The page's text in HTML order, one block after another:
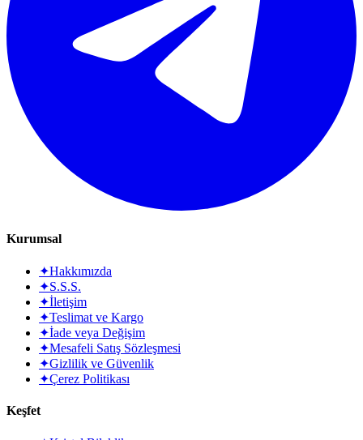
Kurumsal
✦Hakkımızda
✦S.S.S.
✦İletişim
✦Teslimat ve Kargo
✦İade veya Değişim
✦Mesafeli Satış Sözleşmesi
✦Gizlilik ve Güvenlik
✦Çerez Politikası
Keşfet